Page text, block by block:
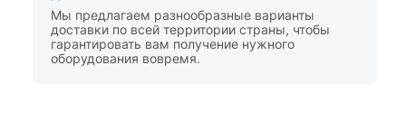
Мы предлагаем разнообразные варианты
доставки по всей территории страны, чтобы
гарантировать вам получение нужного
оборудования вовремя.